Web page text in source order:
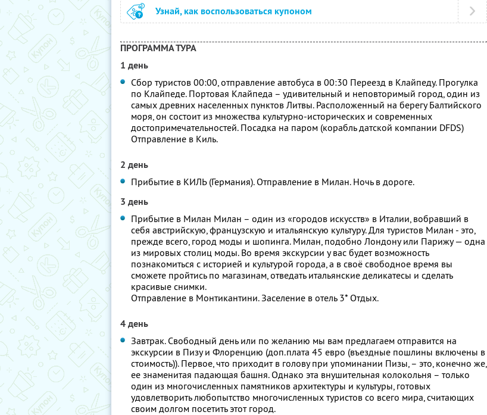
Узнай, как воспользоваться купоном
ПРОГРАММА ТУРА
1 день
Сбор туристов 00:00, отправление автобуса в 00:30 Переезд в Клайпеду. Прогулка
по Клайпеде. Портовая Клайпеда – удивительный и неповторимый город, один из
самых древних населенных пунктов Литвы. Расположенный на берегу Балтийского
моря, он состоит из множества культурно-исторических и современных
достопримечательностей. Посадка на паром (корабль датской компании DFDS)
Отправление в Киль.
2 день
Прибытие в КИЛЬ (Германия). Отправление в Милан. Ночь в дороге.
3 день
Прибытие в Милан Милан – один из «городов искусств» в Италии, вобравший в
себя австрийскую, французскую и итальянскую культуру. Для туристов Милан - это,
прежде всего, город моды и шопинга. Милан, подобно Лондону или Парижу — одна
из мировых столиц моды. Во время экскурсии у вас будет возможность
познакомиться с историей и культурой города, а в своё свободное время вы
сможете пройтись по магазинам, отведать итальянские деликатесы и сделать
красивые снимки.
Отправление в Монтикантини. Заселение в отель 3* Отдых.
4 день
Завтрак. Свободный день или по желанию мы вам предлагаем отправится на
экскурсии в Пизу и Флоренцию (доп.плата 45 евро (въездные пошлины включены в
стоимость)). Первое, что приходит в голову при упоминании Пизы, – это, конечно же,
ее знаменитая падающая башня. Однако эта внушительная колокольня – только
один из многочисленных памятников архитектуры и культуры, готовых
удовлетворить любопытство многочисленных туристов со всего мира, считающих
своим долгом посетить этот город.